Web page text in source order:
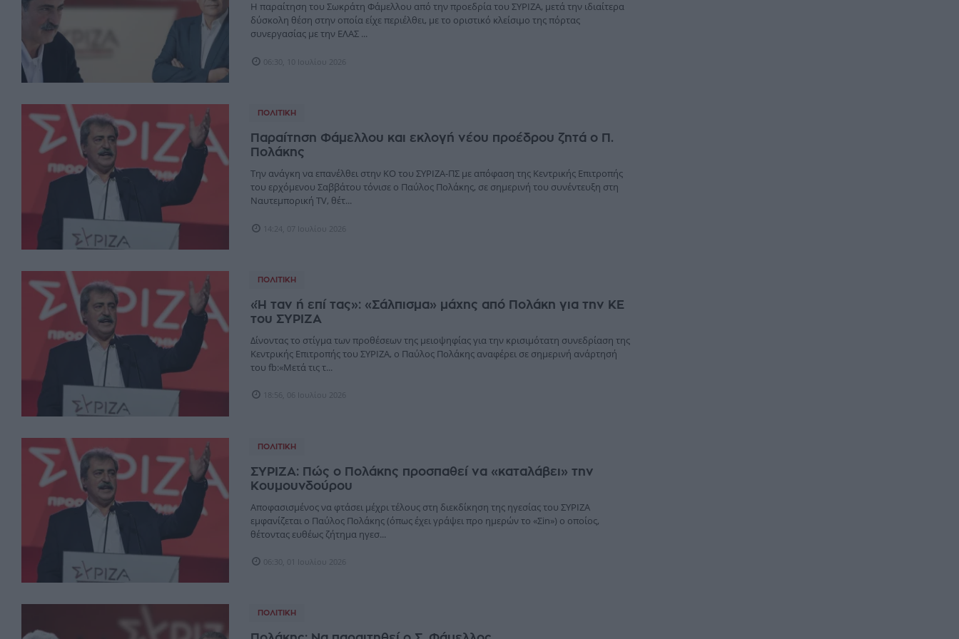
Η παραίτηση του Σωκράτη Φάμελλου από την προεδρία του ΣΥΡΙΖΑ, μετά την ιδιαίτερα
δύσκολη θέση στην οποία είχε περιέλθει, με το οριστικό κλείσιμο της πόρτας
συνεργασίας με την ΕΛΑΣ ...
06:30, 10 Ιουλίου 2026
ΠΟΛΙΤΙΚΉ
Παραίτηση Φάμελλου και εκλογή νέου προέδρου ζητά ο Π.
Πολάκης
Την ανάγκη να επανέλθει στην ΚΟ του ΣΥΡΙΖΑ-ΠΣ με απόφαση της Κεντρικής Επιτροπής
του ερχόμενου Σαββάτου τόνισε ο Παύλος Πολάκης, σε σημερινή του συνέντευξη στη
Ναυτεμπορική TV, θέτ...
14:24, 07 Ιουλίου 2026
ΠΟΛΙΤΙΚΉ
«Ή ταν ή επί τας»: «Σάλπισμα» μάχης από Πολάκη για την ΚΕ
του ΣΥΡΙΖΑ
Δίνοντας το στίγμα των προθέσεων της μειοψηφίας για την κρισιμότατη συνεδρίαση της
Κεντρικής Επιτροπής του ΣΥΡΙΖΑ, ο Παύλος Πολάκης αναφέρει σε σημερινή ανάρτησή
του fb:«Μετά τις τ...
18:56, 06 Ιουλίου 2026
ΠΟΛΙΤΙΚΉ
ΣΥΡΙΖΑ: Πώς ο Πολάκης προσπαθεί να «καταλάβει» την
Κουμουνδούρου
Αποφασισμένος να φτάσει μέχρι τέλους στη διεκδίκηση της ηγεσίας του ΣΥΡΙΖΑ
εμφανίζεται ο Παύλος Πολάκης (όπως έχει γράψει προ ημερών το «Σin») ο οποίος,
θέτοντας ευθέως ζήτημα ηγεσ...
06:30, 01 Ιουλίου 2026
ΠΟΛΙΤΙΚΉ